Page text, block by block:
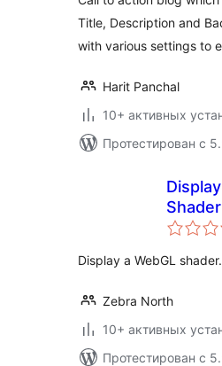
Title, Description and
with various settings to
Harit Panchal
10+ активных
Протестирован с
Shader
Display a WebGL shader.
Zebra North
10+ активных
Протестирован с